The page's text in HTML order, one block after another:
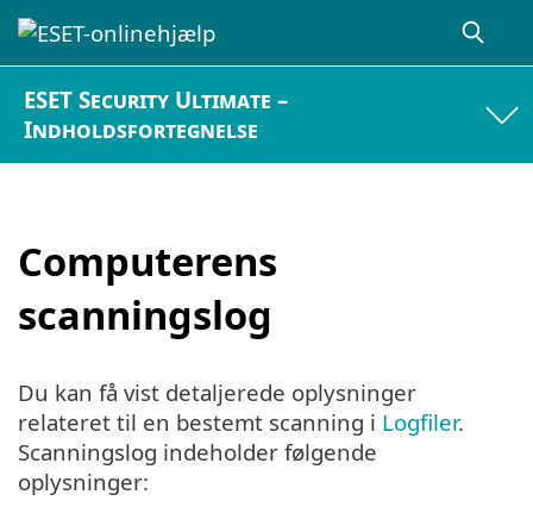
ESET Security Ultimate –
Indholdsfortegnelse
Computerens
scanningslog
Du kan få vist detaljerede oplysninger
relateret til en bestemt scanning i Logfiler.
Scanningslog indeholder følgende
oplysninger: